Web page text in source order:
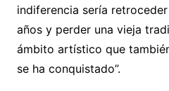
indiferencia sería
años y perder una vieja
ámbito artístico que
se ha conquistado”.